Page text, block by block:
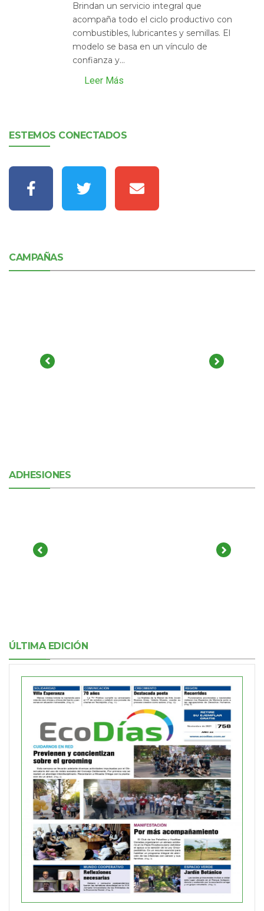
Brindan un servicio integral que
acompaña todo el ciclo productivo con
combustibles, lubricantes y semillas. El
modelo se basa en un vínculo de
confianza y...
Leer Más
ESTEMOS CONECTADOS
CAMPAÑAS
ADHESIONES
ÚLTIMA EDICIÓN